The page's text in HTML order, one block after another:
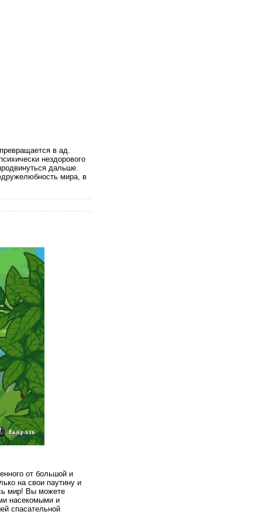
в ад.
нездорового
дальше.
мира, в
от большой и
на свои паутину и
мир! Вы можете
насекомыми и
спасательной